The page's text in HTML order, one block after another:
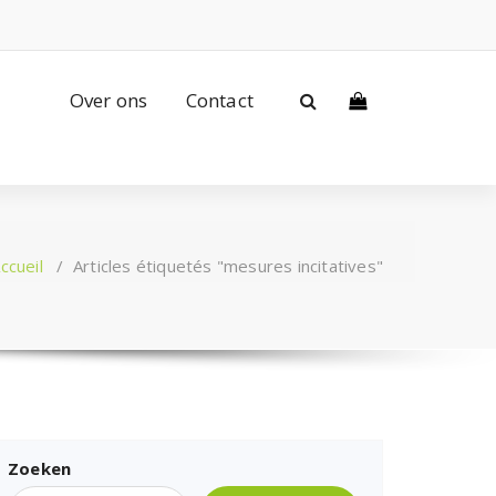
Over ons Contact
/ Articles étiquetés "mesures incitatives"
Zoeken